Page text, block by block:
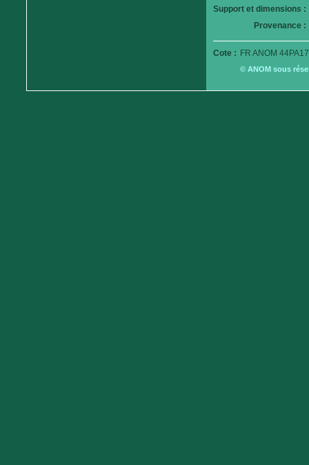
Support et dimensions :
Provenance :
Cote : FR ANOM
© ANOM sous